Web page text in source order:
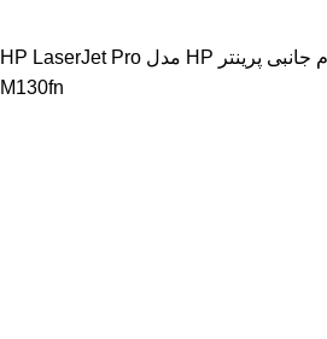
جانبی
پرینتر HP مدل HP LaserJet Pro
M130fn